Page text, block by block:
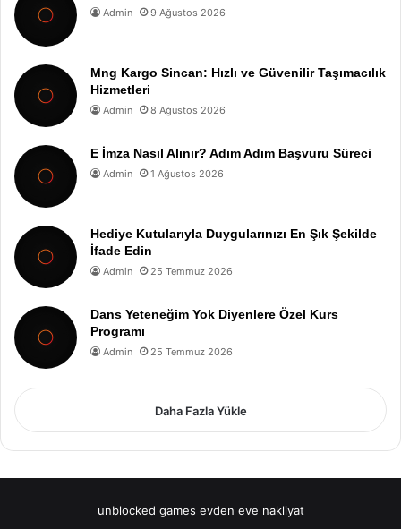
Admin 9 Ağustos 2026
Mng Kargo Sincan: Hızlı ve Güvenilir Taşımacılık
Hizmetleri
Admin 8 Ağustos 2026
E İmza Nasıl Alınır? Adım Adım Başvuru Süreci
Admin 1 Ağustos 2026
Hediye Kutularıyla Duygularınızı En Şık Şekilde
İfade Edin
Admin 25 Temmuz 2026
Dans Yeteneğim Yok Diyenlere Özel Kurs
Programı
Admin 25 Temmuz 2026
Daha Fazla Yükle
unblocked games evden eve nakliyat